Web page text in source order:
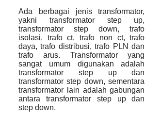
Ada berbagai jenis transformator,
yakni transformator step up,
transformator step down, trafo
isolasi, trafo ct, trafo non ct, trafo
daya, trafo distribusi, trafo PLN dan
trafo arus. Transformator yang
sangat umum digunakan adalah
transformator step up dan
transformator step down, sementara
transformator lain adalah gabungan
antara transformator step up dan
step down.